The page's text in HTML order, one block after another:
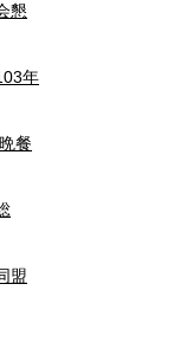
懇
年
餐
盟